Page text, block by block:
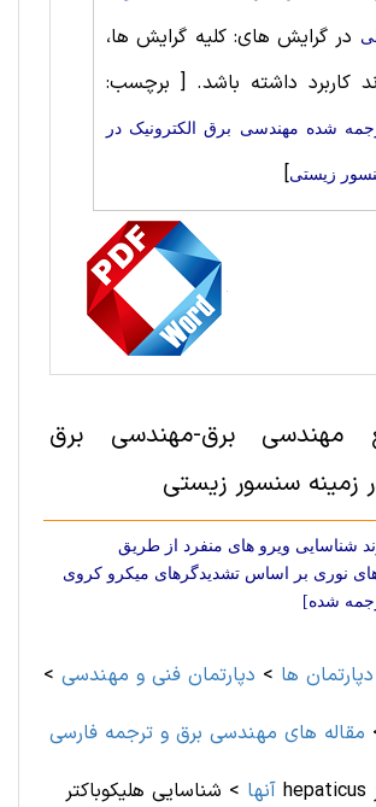
در گرایش های: کلیه گرایش ها،
کاربرد داشته باشد. [ برچسب:
شده مهندسی برق الکترونیک در
زیستی]
مهندسی برق-مهندسی برق
زمینه سنسور زیستی
شناسایی ویرو ‌های منفرد از طریق
نوری بر اساس تشدیدگرهای میکرو کروی
شده]
دپارتمان ها > دپارتمان فنی و مهندسی >
مقاله های مهندسی برق و ترجمه فارسی
آنها > شناسایی هلیکوباکتر hepaticus با استفاده از